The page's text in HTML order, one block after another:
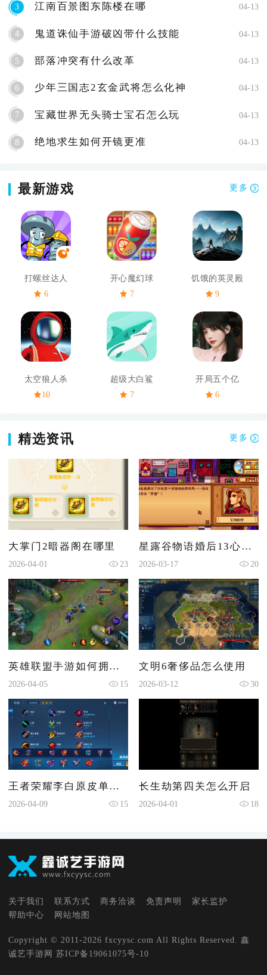
3 江南百景图东陈楼在哪 04-13
4 鬼道诛仙手游破凶带什么技能 04-13
5 部落冲突有什么改革 04-13
6 少年三国志2玄金武将怎么化神 04-13
7 宝藏世界无头骑士宝石怎么玩 04-13
8 绝地求生如何开镜更准 04-13
最新游戏 更多
打螺丝达人
6
开心魔幻球
7
饥饿的英灵殿
9
太空狼人杀
10
超级大白鲨
7
开局五个亿
6
精选资讯 更多
大掌门2暗器阁在哪里
2026-04-01 23
星露谷物语婚后13心怎么刷
2026-03-17 20
英雄联盟手游如何拥有更多皮肤
2026-04-05 15
文明6奢侈品怎么使用
2026-03-12 30
王者荣耀李白原皮单挑怎么出装
2026-04-09 15
长生劫第四关怎么开启
2026-04-01 18
关于我们 联系方式 商务洽谈 免责声明
家长监护
帮助中心
网站地图
Copyright © 2011-2026 fxcyysc.com All Rights Reserved. 鑫
诚艺手游网苏ICP备19061075号-10